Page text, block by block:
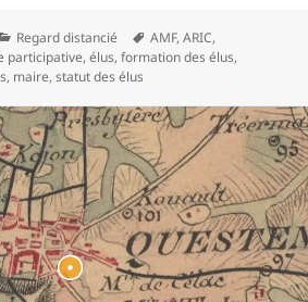
Catégories
Regard distancié
Mots-
clés
AMF,ARIC,
participative,élus,formation des élus,
, maire,statut des élus